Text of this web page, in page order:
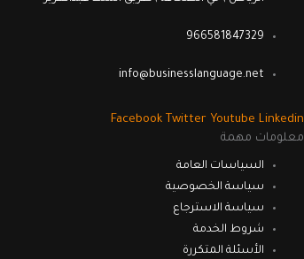
966581847329
info@businesslanguage.net
Facebook Twitter Youtube Linkedin
معلومات مهمة
السياسات العامة
سياسة الخصوصية
سياسة الاسترجاع
شروط الخدمة
الأسئلة المتكررة